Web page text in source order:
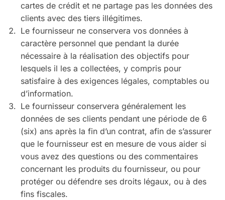
cartes de crédit et ne partage pas les données des
clients avec des tiers illégitimes.
Le fournisseur ne conservera vos données à
caractère personnel que pendant la durée
nécessaire à la réalisation des objectifs pour
lesquels il les a collectées, y compris pour
satisfaire à des exigences légales, comptables ou
d’information.
Le fournisseur conservera généralement les
données de ses clients pendant une période de 6
(six) ans après la fin d’un contrat, afin de s’assurer
que le fournisseur est en mesure de vous aider si
vous avez des questions ou des commentaires
concernant les produits du fournisseur, ou pour
protéger ou défendre ses droits légaux, ou à des
fins fiscales.